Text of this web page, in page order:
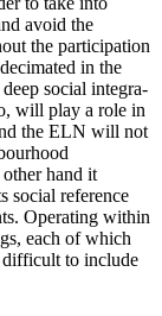
avoid the
the participation
in the
social integra­
will play a role in
the ELN will not
hand it
social reference
Oper­at­ing within
each of which
difficult to include